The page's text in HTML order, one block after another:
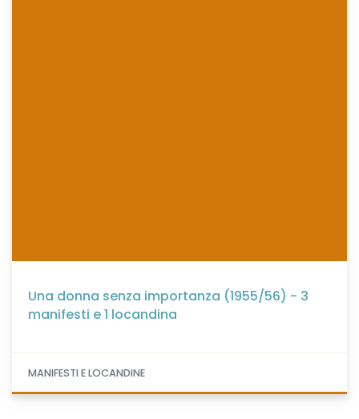
Una donna senza importanza (1955/56) - 3
manifesti e 1 locandina
MANIFESTI E LOCANDINE